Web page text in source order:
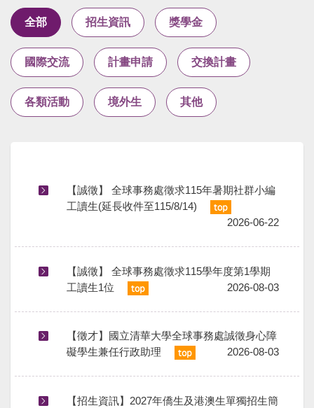
全部 招生資訊 獎學金
國際交流 計畫申請 交換計畫
各類活動 境外生 其他
【誠徵】 全球事務處徵求115年暑期社群小編
工讀生(延⻑收件⾄115/8/14)
2026-06-22
【誠徵】 全球事務處徵求115學年度第1學期
工讀生1位
2026-08-03
【徵才】國立清華大學全球事務處誠徵身心障
礙學生兼任行政助理
2026-08-03
【招生資訊】2027年僑生及港澳生單獨招生簡